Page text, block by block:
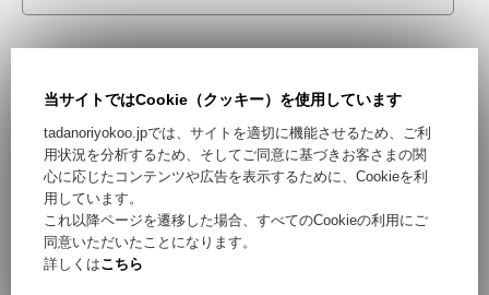
Hotmail,Yahooなどのフリーメールをご利用の場合、迷惑メー
ルとして処理される可能性がございます。フリーメール以外の
ご登録をお勧めします。
件名 [ 必須]
当サイトではCookie（クッキー）を使用しています
tadanoriyokoo.jpでは、サイトを適切に機能させるため、ご利
用状況を分析するため、そしてご同意に基づきお客さまの関
心に応じたコンテンツや広告を表示するために、Cookieを利
用しています。
これ以降ページを遷移した場合、すべてのCookieの利用にご
同意いただいたことになります。
詳しくはこちら